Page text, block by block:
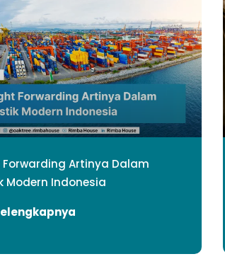
Forwarding Artinya Dalam
Modern Indonesia